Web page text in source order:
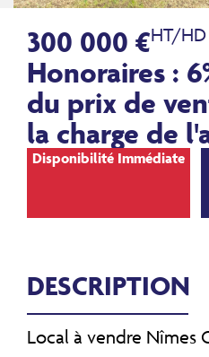
300 000 €HT/HD
Honoraires :
du prix de
la charge de
Disponibilité Immédiate
DESCRIPTION
Local à vendre Nîmes